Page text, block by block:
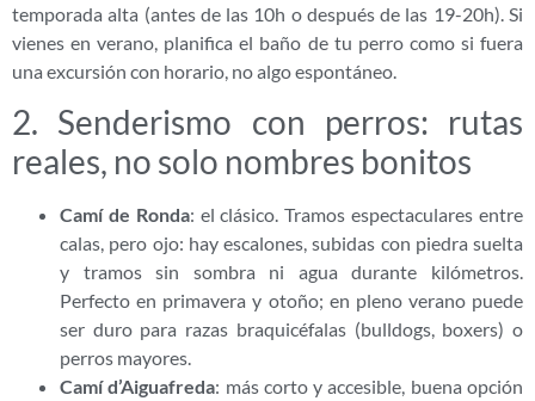
temporada alta (antes de las 10h o después de las 19-20h). Si
vienes en verano, planifica el baño de tu perro como si fuera
una excursión con horario, no algo espontáneo.
2. Senderismo con perros: rutas
reales, no solo nombres bonitos
Camí de Ronda: el clásico. Tramos espectaculares entre
calas, pero ojo: hay escalones, subidas con piedra suelta
y tramos sin sombra ni agua durante kilómetros.
Perfecto en primavera y otoño; en pleno verano puede
ser duro para razas braquicéfalas (bulldogs, boxers) o
perros mayores.
Camí d’Aiguafreda: más corto y accesible, buena opción